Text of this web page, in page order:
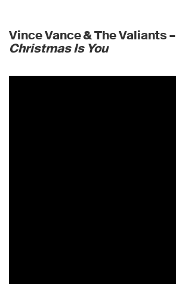
Vince Vance & The Valiants –
Christmas Is You